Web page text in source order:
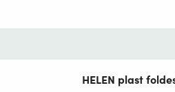
HELEN plast